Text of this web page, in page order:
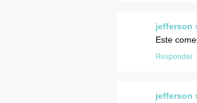
jefferson
Este
Responder
jefferson